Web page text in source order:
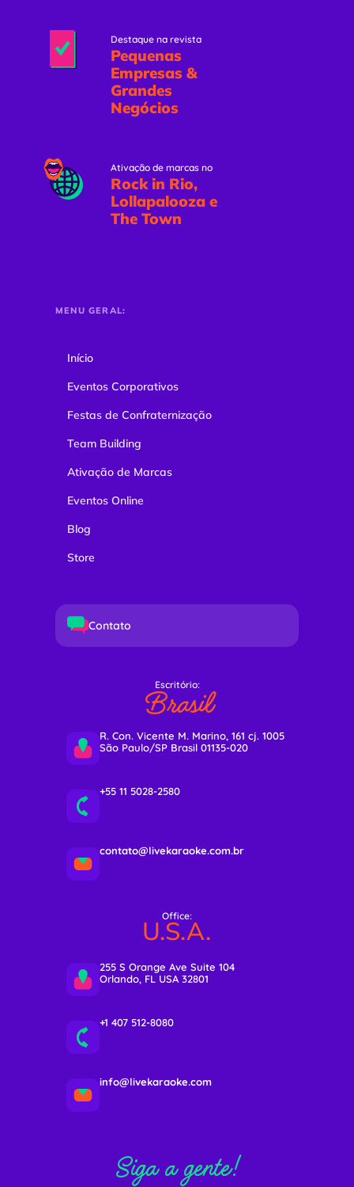
Destaque na revista
Pequenas
Empresas &
Grandes
Negócios
Ativação de marcas no
Rock in Rio,
Lollapalooza e
The Town
MENU GERAL:
Início
Eventos Corporativos
Festas de Confraternização
Team Building
Ativação de Marcas
Eventos Online
Blog
Store
Contato
Escritório:
Brasil
R. Con. Vicente M. Marino, 161 cj. 1005
São Paulo/SP Brasil 01135-020
+55 11 5028-2580
contato@livekaraoke.com.br
Office:
U.S.A.
255 S Orange Ave Suite 104
Orlando, FL USA 32801
+1 407 512-8080
info@livekaraoke.com
Siga a gente!